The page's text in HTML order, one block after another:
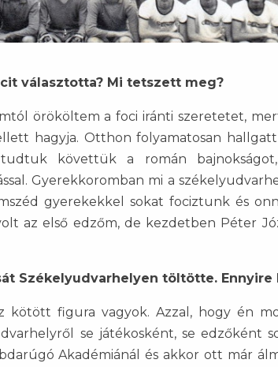
választotta? Mi tetszett meg?
örököltem a foci iránti szeretetet,
hagyja. Otthon folyamatosan
tudtuk követtük a román
Gyerekkoromban mi a
gyerekekkel sokat fociztunk és
az első edzőm, de kezdetben Péter
Székelyudvarhelyen töltötte. Ennyire
kötött figura vagyok. Azzal, hogy én
se játékosként, se edzőként
Akadémiánál és akkor ott már